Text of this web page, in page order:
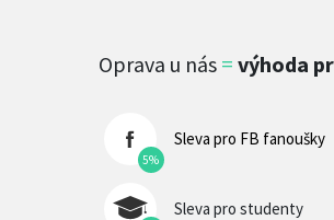
Oprava u nás = výhoda
5%
Sleva pro FB fanoušky
Sleva pro studenty